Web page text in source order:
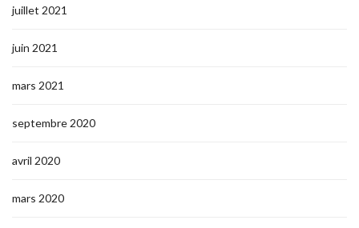
juillet 2021
juin 2021
mars 2021
septembre 2020
avril 2020
mars 2020